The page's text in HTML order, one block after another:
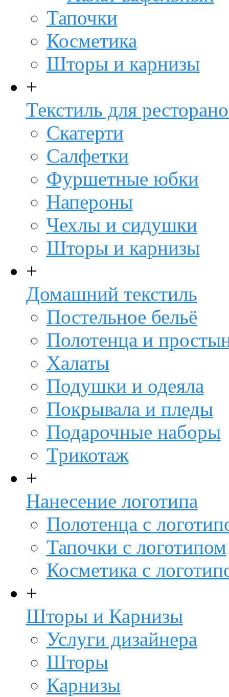
Тапочки
Косметика
Шторы и карнизы
+
Текстиль для
Скатерти
Салфетки
Фуршетные юбки
Напероны
Чехлы и сидушки
Шторы и карнизы
+
Домашний текстиль
Постельное бельё
Полотенца и
Халаты
Подушки и одеяла
Покрывала и пледы
Подарочные наборы
Трикотаж
+
Нанесение логотипа
Полотенца с
Тапочки с логотипом
Косметика с
+
Шторы и Карнизы
Услуги дизайнера
Шторы
Карнизы